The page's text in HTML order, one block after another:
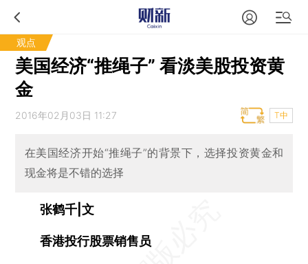
观点
美国经济“推绳子” 看淡美股投资黄
金
2016年02月03日 11:27 T中
在美国经济开始“推绳子”的背景下，选择投资黄金和
现金将是不错的选择
张鹤千|文
香港投行股票销售员